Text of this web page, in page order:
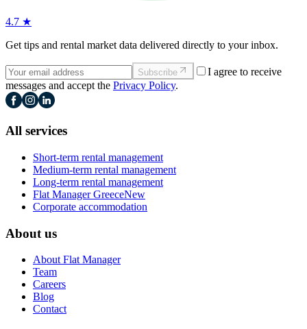
4.7 ★
Get tips and rental market data delivered directly to your inbox.
Subscribe
I agree to receive
messages and accept the Privacy Policy.
All services
Short-term rental management
Medium-term rental management
Long-term rental management
Flat Manager GreeceNew
Corporate accommodation
About us
About Flat Manager
Team
Careers
Blog
Contact